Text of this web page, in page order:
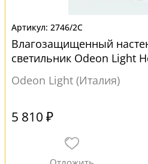
2746/2C
Влагозащищенный
светильник Odeon Light
Odeon Light (Италия)
5 810 ₽